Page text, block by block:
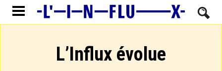
L’Influx évolue